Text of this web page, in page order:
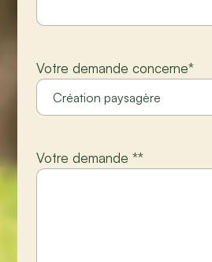
Votre demande concerne*
Votre demande **